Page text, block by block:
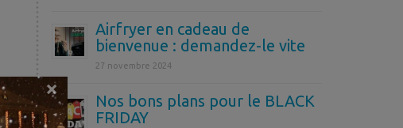
Airfryer en cadeau de
bienvenue : demandez-le vite
27 novembre 2024
Nos bons plans pour le BLACK
FRIDAY
×